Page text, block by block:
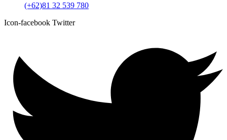
(+62)81 32 539 780
Icon-facebook Twitter